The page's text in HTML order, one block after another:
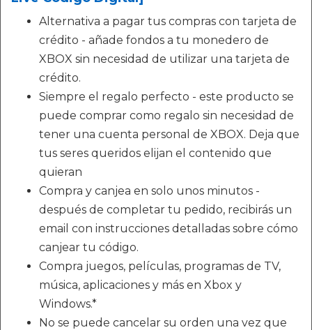
Alternativa a pagar tus compras con tarjeta de
crédito - añade fondos a tu monedero de
XBOX sin necesidad de utilizar una tarjeta de
crédito.
Siempre el regalo perfecto - este producto se
puede comprar como regalo sin necesidad de
tener una cuenta personal de XBOX. Deja que
tus seres queridos elijan el contenido que
quieran
Compra y canjea en solo unos minutos -
después de completar tu pedido, recibirás un
email con instrucciones detalladas sobre cómo
canjear tu código.
Compra juegos, películas, programas de TV,
música, aplicaciones y más en Xbox y
Windows.*
No se puede cancelar su orden una vez que